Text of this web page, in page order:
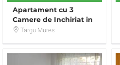
Apartament cu 3
Camere de Inchiriat in
Zona Centrala.
Targu Mures